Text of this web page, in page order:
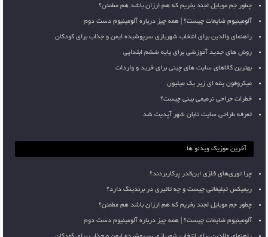
چطور جم موبایل لجند بخریم که هم ارزان باشد هم مطمئن؟
آلومینیوم ضایعات چیست؟ | همه چیز درباره آلومینیوم دست دوم
راهنمای والدین برای انتخاب شهربازی سرپوشیده ایمن و جذاب برای کودکان
روش های جدید آموزشی برای پایه ششم ابتدایی
بهترین کالاهای سایت های چینی برای خرید و واردات
میکروفون یقه ای زیر یک میلیون
خطرات جراحی ترمیمی بینی چیست؟
تعرفه طراحی سایت تابان شهر آپدیت شد
آخرین موزیک ویدئو ها
چرا توری‌های فلزی این‌قدر پرکاربردند؟
ریمیکس تبلیغاتی چیست و چه تاثیری در برندینگ دارد؟
چطور جم موبایل لجند بخریم که هم ارزان باشد هم مطمئن؟
آلومینیوم ضایعات چیست؟ | همه چیز درباره آلومینیوم دست دوم